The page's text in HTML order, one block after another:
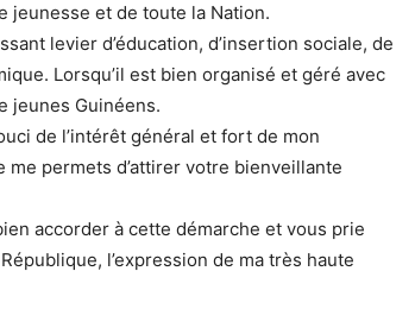
jeunesse et de toute la Nation.
levier d’éducation, d’insertion sociale, de
Lorsqu’il est bien organisé et géré avec
jeunes Guinéens.
de l’intérêt général et fort de mon
permets d’attirer votre bienveillante
accorder à cette démarche et vous prie
l’expression de ma très haute